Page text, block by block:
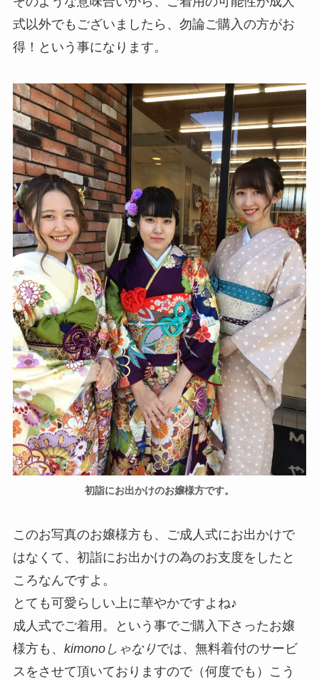
式以外でもございましたら、勿論ご購入の方がお
得！という事になります。
初詣にお出かけのお嬢様方です。
このお写真のお嬢様方も、ご成人式にお出かけで
はなくて、初詣にお出かけの為のお支度をしたと
ころなんですよ。
とても可愛らしい上に華やかですよね♪
成人式でご着用。という事でご購入下さったお嬢
様方も、 kimonoしゃなりでは、無料着付のサービ
スをさせて頂いておりますので（何度でも）こう